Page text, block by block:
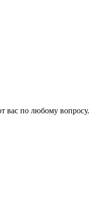
вас по любому вопросу.